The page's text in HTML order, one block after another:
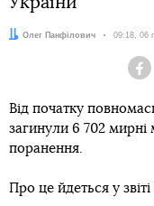
Автор:
Олег Панфілович Дата:
09:18, 06
Від початку
загинули 6 702 мирні
поранення.
Про це йдеться у